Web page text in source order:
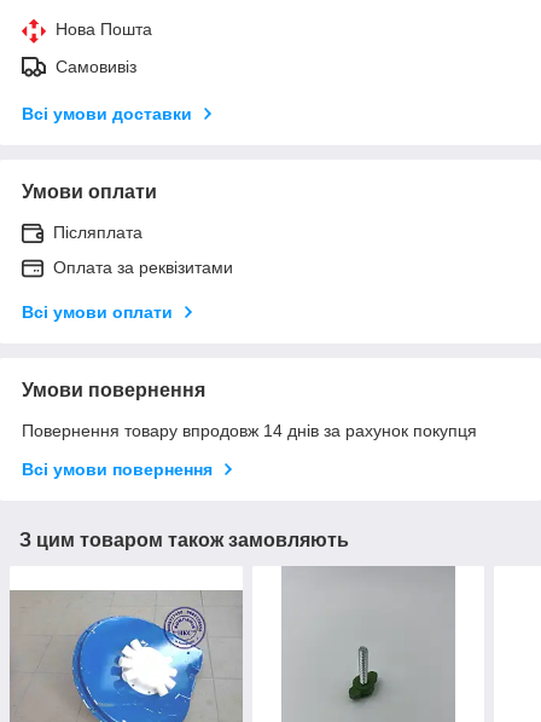
Нова Пошта
Самовивіз
Всі умови доставки
Умови оплати
Післяплата
Оплата за реквізитами
Всі умови оплати
Умови повернення
Повернення товару впродовж 14 днів за рахунок покупця
Всі умови повернення
З цим товаром також замовляють